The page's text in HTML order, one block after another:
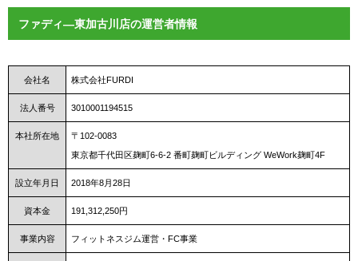
ファディ―東加古川店の運営者情報
会社名 株式会社FURDI
法人番号 3010001194515
本社所在地
〒102-0083
東京都千代田区麹町6-6-2 番町麹町ビルディング WeWork麹町4F
設立年月日 2018年8月28日
資本金 191,312,250円
事業内容 フィットネスジム運営・FC事業